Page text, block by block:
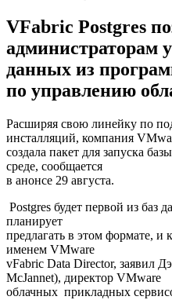
VFabric Postgres
администраторам
данных из
по управлению
Расширяя свою линейку по
инсталляций, компания
создала пакет для запуска
среде, сообщается
в анонсе 29 августа.
Postgres будет первой из баз
планирует
предлагать в этом формате, и
именем VMware
vFabric Data Director, заявил
McJannet), директор VMware
облачных прикладных